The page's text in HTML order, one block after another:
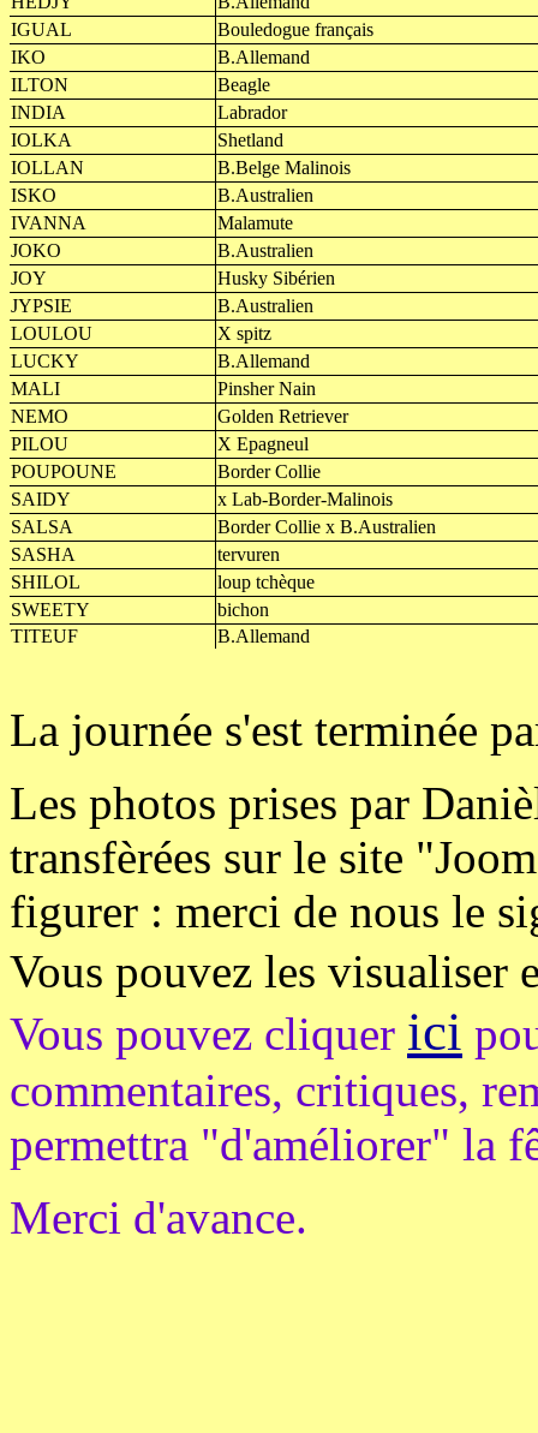
IGUAL
Bouledogue français
IKO
B.Allemand
ILTON
Beagle
INDIA
Labrador
IOLKA
Shetland
IOLLAN
B.Belge Malinois
ISKO
B.Australien
IVANNA
Malamute
JOKO
B.Australien
JOY
Husky Sibérien
JYPSIE
B.Australien
LOULOU
X spitz
LUCKY
B.Allemand
MALI
Pinsher Nain
NEMO
Golden Retriever
PILOU
X Epagneul
POUPOUNE
Border Collie
SAIDY
x Lab-Border-Malinois
SALSA
Border Collie x B.Australien
SASHA
tervuren
SHILOL
loup tchèque
SWEETY
bichon
TITEUF
B.Allemand
La journée s'est terminée
Les photos prises par
transfèrées sur le site
figurer : merci de nous le
Vous pouvez les visualiser
Vous pouvez cliquer ici
commentaires, critiques,
permettra "d'améliorer" la
Merci d'avance.